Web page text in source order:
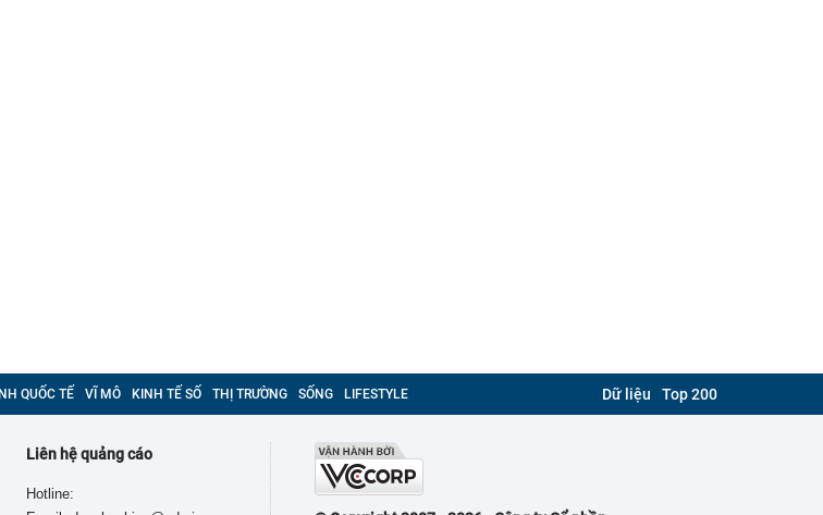
QUỐC TẾ VĨ MÔ KINH TẾ SỐ THỊ TRƯỜNG SỐNG LIFESTYLE Dữ liệu Top 200
Liên hệ quảng cáo
Hotline: